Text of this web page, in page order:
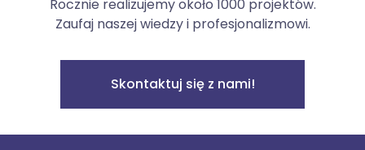
Rocznie realizujemy około 1000 projektów.
Zaufaj naszej wiedzy i profesjonalizmowi.
Skontaktuj się z nami!